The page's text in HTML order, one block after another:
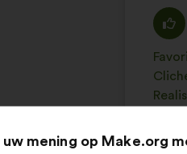
Mee
eens
:
Dit
is
als:
:keer
:keer
:keer
mening op Make.org